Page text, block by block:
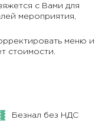
с Вами для
мероприятия,
меню и
стоимости.
Безнал без НДС